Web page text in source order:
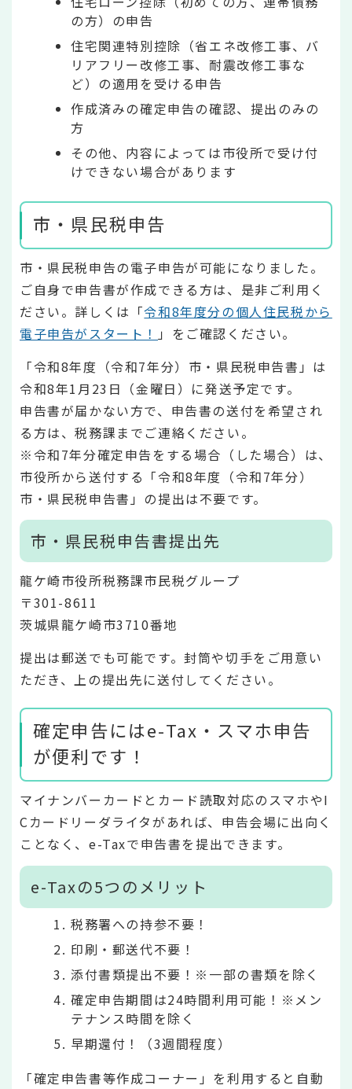
の方）の申告
住宅関連特別控除（省エネ改修工事、バ
リアフリー改修工事、耐震改修工事な
ど）の適用を受ける申告
作成済みの確定申告の確認、提出のみの
方
その他、内容によっては市役所で受け付
けできない場合があります
市・県民税申告
市・県民税申告の電子申告が可能になりました。
ご自身で申告書が作成できる方は、是非ご利用く
ださい。詳しくは「令和8年度分の個人住民税から
電子申告がスタート！ 」をご確認ください。
「令和8年度（令和7年分）市・県民税申告書」は
令和8年1月23日（金曜日）に発送予定です。
申告書が届かない方で、申告書の送付を希望され
る方は、税務課までご連絡ください。
※令和7年分確定申告をする場合（した場合）は、
市役所から送付する「令和8年度（令和7年分）
市・県民税申告書」の提出は不要です。
市・県民税申告書提出先
龍ケ崎市役所税務課市民税グループ
〒301-8611
茨城県龍ケ崎市3710番地
提出は郵送でも可能です。封筒や切手をご用意い
ただき、上の提出先に送付してください。
確定申告にはe-Tax・スマホ申告
が便利です！
マイナンバーカードとカード読取対応のスマホやI
Cカードリーダライタがあれば、申告会場に出向く
ことなく、e-Taxで申告書を提出できます。
e-Taxの5つのメリット
税務署への持参不要！
印刷・郵送代不要！
添付書類提出不要！※一部の書類を除く
確定申告期間は24時間利用可能！※メン
テナンス時間を除く
早期還付！（3週間程度）
「確定申告書等作成コーナー」を利用すると自動